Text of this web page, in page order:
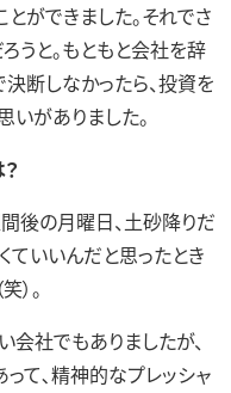
ができました。それでさ
うと。もともと会社を辞
断しなかったら、投資を
いがありました。
の月曜日、土砂降りだ
ていいんだと思ったとき
）。
社でもありましたが、
って､精神的なプレッシャ